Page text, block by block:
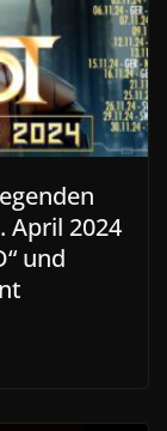
April 2024
und